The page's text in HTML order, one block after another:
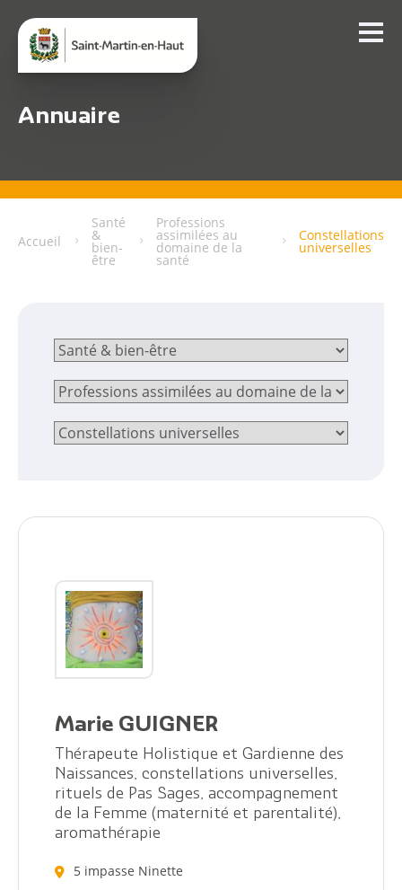
Annuaire
Accueil
Santé
&
bien-
être
Professions
assimilées au
domaine de la
santé
Constellations
universelles
Marie GUIGNER
Thérapeute Holistique et Gardienne des
Naissances, constellations universelles,
rituels de Pas Sages, accompagnement
de la Femme (maternité et parentalité),
aromathérapie
5 impasse Ninette
Citoyen
Pratique